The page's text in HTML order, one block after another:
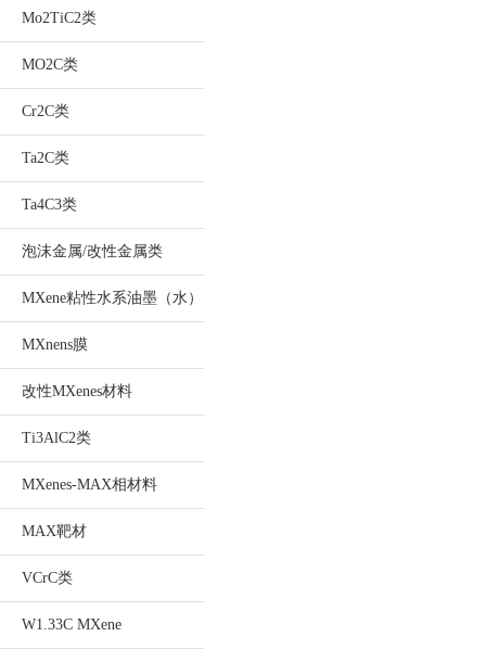
Mo2TiC2类
MO2C类
Cr2C类
Ta2C类
Ta4C3类
泡沫金属/改性金属类
MXene粘性水系油墨（水）
MXnens膜
改性MXenes材料
Ti3AlC2类
MXenes-MAX相材料
MAX靶材
VCrC类
W1.33C MXene